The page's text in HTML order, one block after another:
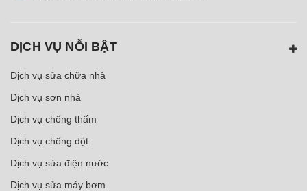
DỊCH VỤ NỖI BẬT
Dịch vụ sửa chữa nhà
Dịch vụ sơn nhà
Dịch vụ chống thấm
Dịch vụ chống dột
Dịch vụ sửa điện nước
Dịch vụ sửa máy bơm